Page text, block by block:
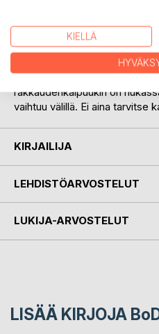
kirjoittamisen aikana kävin
sururyhmässä. Itkusta ei ollut
Toinen kirja taas kertoo
rakkaudenkaipuukin on
vaihtuu välillä. Ei aina tarvitse
KIRJAILIJA
LEHDISTÖARVOSTELUT
LUKIJA-ARVOSTELUT
LISÄÄ KIRJOJA Bo
KIELLÄ